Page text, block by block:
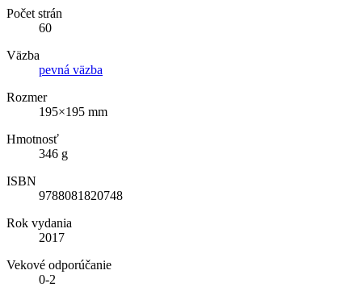
Počet strán
60
Väzba
pevná väzba
Rozmer
195×195 mm
Hmotnosť
346 g
ISBN
9788081820748
Rok vydania
2017
Vekové odporúčanie
0-2